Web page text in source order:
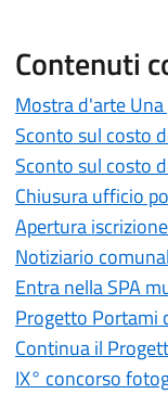
Contenuti
Mostra d'arte
Sconto sul costo
Sconto sul costo
Chiusura ufficio
Apertura
Notiziario
Entra nella SPA
Progetto Portami
Continua il
IX° concorso